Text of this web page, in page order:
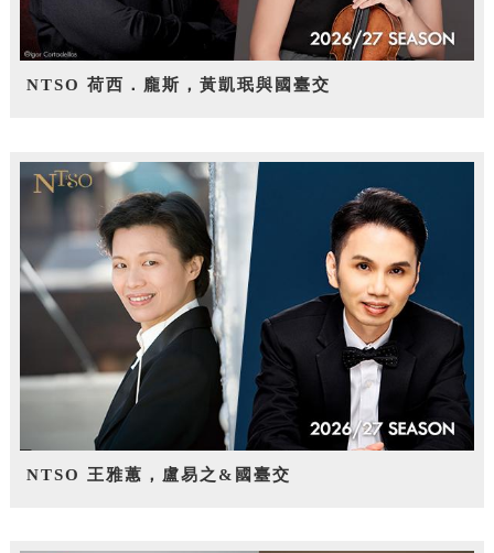
NTSO 荷西．龐斯，黃凱珉與國臺交
NTSO 王雅蕙，盧易之&國臺交